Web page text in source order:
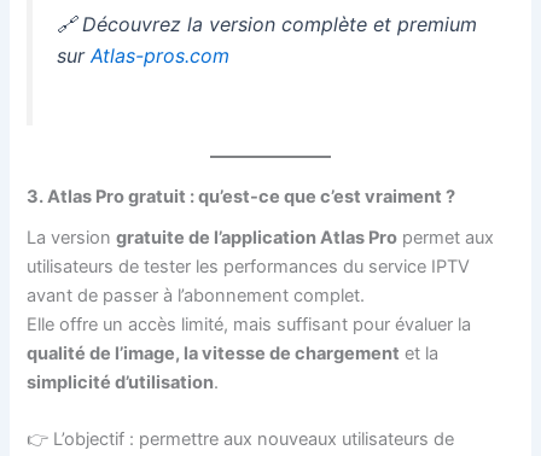
🔗 Découvrez la version complète et premium
surAtlas-pros.com
3. Atlas Pro gratuit : qu’est-ce que c’est vraiment ?
La versiongratuite de l’application Atlas Pro permet aux
utilisateurs de tester les performances du service IPTV
avant de passer à l’abonnement complet.
Elle offre un accès limité, mais suffisant pour évaluer la
qualité de l’image, la vitesse de chargement et la
simplicité d’utilisation.
👉 L’objectif : permettre aux nouveaux utilisateurs de